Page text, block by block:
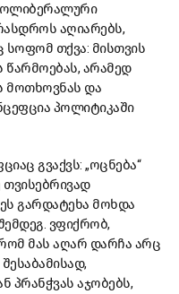
აღიარებს,
სოფომ თქვა: მისთვის
არამედ
მოთხოვნას და
პოლიტიკაში
გვაქვს: „ოცნება“
თვისებრივად
გარდატეხა მოხდა
ვფიქრობ,
რომ მას აღარ დარჩა არც
პრანჭვას აჯობებს,